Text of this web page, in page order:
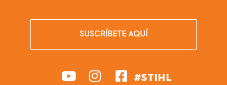
SUSCRÍBETE AQUÍ
#STIHL